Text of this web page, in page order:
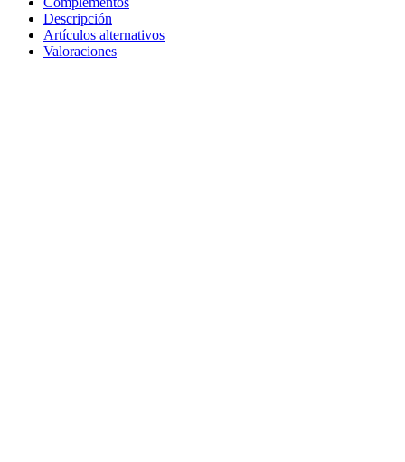
Descripción
Artículos alternativos
Valoraciones